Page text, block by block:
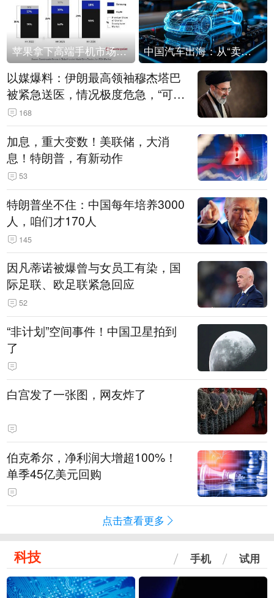
苹果拿下高端手机市场65%的份额：iPhone 17系列功不可没 中国汽车出海：从“卖出去”到“走进去”
以媒爆料：伊朗最高领袖穆杰塔巴
被紧急送医，情况极度危急，“可能
随时会死去”
168
加息，重大变数！美联储，大消
息！特朗普，有新动作
53
特朗普坐不住：中国每年培养3000
人，咱们才170人
145
因凡蒂诺被爆曾与女员工有染，国
际足联、欧足联紧急回应
52
“非计划”空间事件！中国卫星拍到
了
白宫发了一张图，网友炸了
伯克希尔，净利润大增超100%！
单季45亿美元回购
点击查看更多
科技 手机 试用